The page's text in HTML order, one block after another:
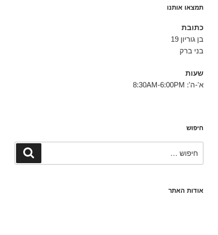
תמצאו אותנו
כתובת
בן גוריון 19
בני ברק
שעות
א'-ה': 8:30AM-6:00PM
חיפוש
חיפוש
אודות האתר